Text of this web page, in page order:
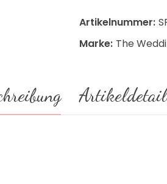
Artikelnummer:
Marke: The